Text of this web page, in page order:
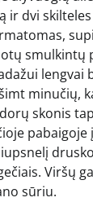
ir dvi skilteles
smulkintų
minučių,
skonis
pabaigoje
Viršų
sūriu.